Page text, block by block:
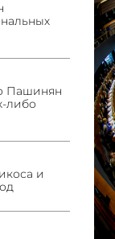
Пашинян
либо
и